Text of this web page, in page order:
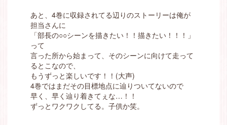
あと、4巻に収録されてる辺りのストーリーは俺が
担当さんに
「部長の○○シーンを描きたい！！描きたい！！！」
って
言った所から始まって、そのシーンに向けて走って
るとこなので、
もうずっと楽しいです！！(大声)
4巻ではまだその目標地点に辿りついてないので
早く、早く辿り着きてぇな…！！
ずっとワクワクしてる。子供か笑。